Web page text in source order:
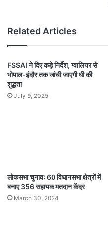
Related Articles
FSSAI ने दिए कड़े निर्देश, ग्वालियर से
भोपाल-इंदौर तक जांची जाएगी घी की
शुद्धता
July 9, 2025
लोकसभा चुनाव: 60 विधानसभा क्षेत्रों में
बनाए 356 सहायक मतदान केंद्र
March 30, 2024